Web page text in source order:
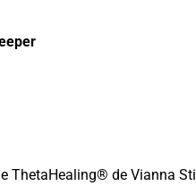
ThetaHealing® de Vianna